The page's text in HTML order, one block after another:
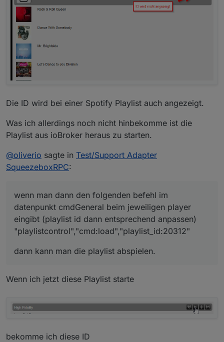
Die ID wird bei einer Spotify Playlist auch angezeigt.
Was ich allerdings noch nicht hinbekomme ist die
Playlist aus ioBroker heraus zu starten.
@oliverio sagte in Test/Support Adapter
SqueezeboxRPC:
wenn man dann den folgenden befehl im
datenpunkt cmdGeneral beim jeweiligen player
eingibt (playlist id dann entsprechend anpassen)
"playlistcontrol","cmd:load","playlist_id:20312"
dann kann man die playlist abspielen.
Wenn ich jetzt diese Playlist starte
bekomme ich diese ID